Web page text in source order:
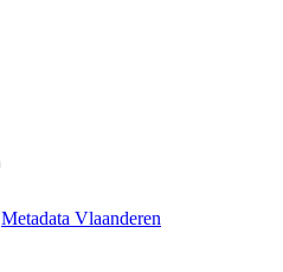
Metadata Vlaanderen